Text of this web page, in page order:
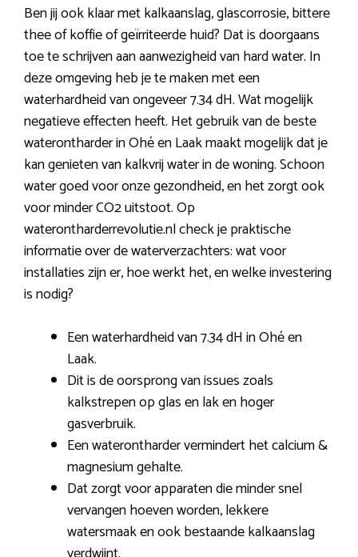
Ben jij ook klaar met kalkaanslag, glascorrosie, bittere
thee of koffie of geïrriteerde huid? Dat is doorgaans
toe te schrijven aan aanwezigheid van hard water. In
deze omgeving heb je te maken met een
waterhardheid van ongeveer 7.34 dH. Wat mogelijk
negatieve effecten heeft. Het gebruik van de beste
waterontharder in Ohé en Laak maakt mogelijk dat je
kan genieten van kalkvrij water in de woning. Schoon
water goed voor onze gezondheid, en het zorgt ook
voor minder CO2 uitstoot. Op
waterontharderrevolutie.nl check je praktische
informatie over de waterverzachters: wat voor
installaties zijn er, hoe werkt het, en welke investering
is nodig?
Een waterhardheid van 7.34 dH in Ohé en
Laak.
Dit is de oorsprong van issues zoals
kalkstrepen op glas en lak en hoger
gasverbruik.
Een waterontharder vermindert het calcium &
magnesium gehalte.
Dat zorgt voor apparaten die minder snel
vervangen hoeven worden, lekkere
watersmaak en ook bestaande kalkaanslag